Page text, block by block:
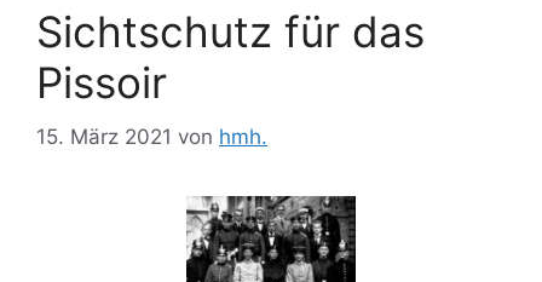
Sichtschutz für das
Pissoir
15. März 2021 von hmh.